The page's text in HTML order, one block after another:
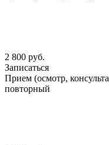
2 800 руб.
Записаться
Прием (осмотр,
повторный